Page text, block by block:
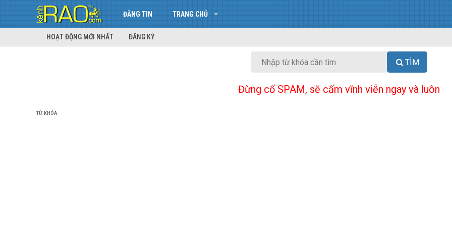
ĐĂNG TIN TRANG CHỦ
HOẠT ĐỘNG MỚI NHẤT ĐĂNG KÝ
TÌM
Đừng cố SPAM, sẽ cấm vĩnh viễn ngay và luôn
TỪ KHÓA